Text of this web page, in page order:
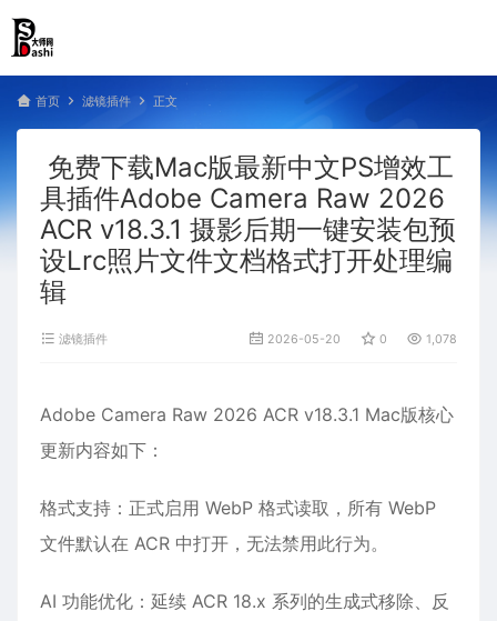
首页 滤镜插件 正文
免费下载Mac版最新中文PS增效工
具插件Adobe Camera Raw 2026
ACR v18.3.1 摄影后期一键安装包预
设Lrc照片文件文档格式打开处理编
辑
滤镜插件 2026-05-20 0 1,078
Adobe Camera Raw 2026 ACR v18.3.1 Mac版核心
更新内容如下：
格式支持‌：正式启用 ‌WebP 格式读取‌，所有 WebP
文件默认在 ACR 中打开，无法禁用此行为。
AI 功能优化‌：延续 ACR 18.x 系列的生成式移除、反